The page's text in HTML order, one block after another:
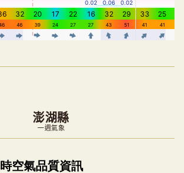
澎湖縣
一週氣象
小工具為視覺預覽，完整即時空